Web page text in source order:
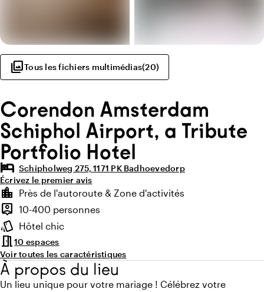
photo_libraryTous les fichiers multimédias(20)
Corendon Amsterdam
Schiphol Airport, a Tribute
Portfolio Hotel
hotel Schipholweg 275, 1171 PK Badhoevedorp
Écrivez le premier avis
Points forts
location_city
Environnement
Près de l'autoroute & Zone d'activités
person_pin
Capacité
10-400 personnes
style
Ambiance
Hôtel chic
meeting_room10 espaces
Voir toutes les caractéristiques
À propos du lieu
Un lieu unique pour votre mariage ! Célébrez votre